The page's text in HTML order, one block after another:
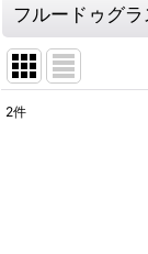
フルードゥグ
2件